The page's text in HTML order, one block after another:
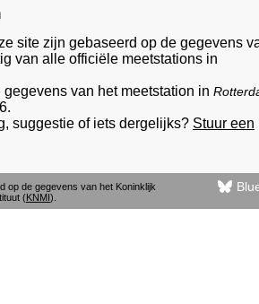
site zijn gebaseerd op de gegevens
van alle officiële meetstations in
van het meetstation in
suggestie of iets dergelijks? Stuur een
op de gegevens van het Koninklijk
(KNMI).